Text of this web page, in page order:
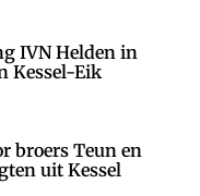
IVN Helden in
Kessel-Eik
broers Teun en
uit Kessel